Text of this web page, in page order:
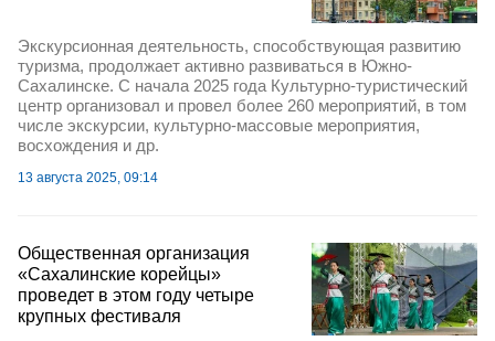
Экскурсионная деятельность, способствующая развитию
туризма, продолжает активно развиваться в Южно-
Сахалинске. С начала 2025 года Культурно-туристический
центр организовал и провел более 260 мероприятий, в том
числе экскурсии, культурно-массовые мероприятия,
восхождения и др.
13 августа 2025, 09:14
Общественная организация
«Сахалинские корейцы»
проведет в этом году четыре
крупных фестиваля